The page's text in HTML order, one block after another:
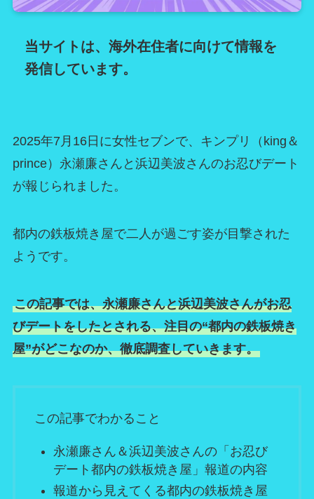
当サイトは、海外在住者に向けて情報を
発信しています。
2025年7月16日に女性セブンで、キンプリ（king＆
prince）永瀬廉さんと浜辺美波さんのお忍びデート
が報じられました。
都内の鉄板焼き屋で二人が過ごす姿が目撃された
ようです。
この記事では、永瀬廉さんと浜辺美波さんがお忍
びデートをしたとされる、注目の“都内の鉄板焼き
屋”がどこなのか、徹底調査していきます。
この記事でわかること
永瀬廉さん＆浜辺美波さんの「お忍び
デート都内の鉄板焼き屋」報道の内容
報道から見えてくる都内の鉄板焼き屋